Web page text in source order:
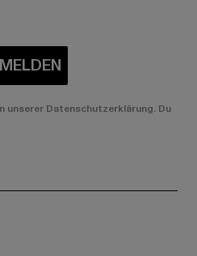
unserer Datenschutzerklärung. Du